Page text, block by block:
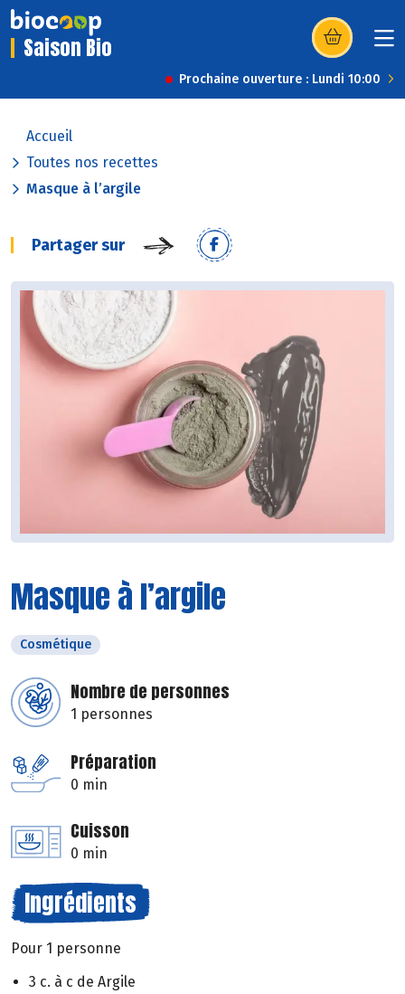
Saison Bio (s’ouvre dans
Prochaine ouverture : Lundi 10:00
Accueil
Toutes nos recettes
Masque à l’argile
Partager sur
Masque à l’argile
Cosmétique
Nombre de personnes
1 personnes
Préparation
0 min
Cuisson
0 min
Ingrédients
Pour 1 personne
3 c. à c de Argile